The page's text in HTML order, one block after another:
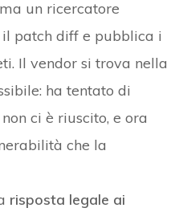
un ricercatore
patch diff e pubblica i
Il vendor si trova nella
ha tentato di
ci è riuscito, e ora
che la
risposta legale ai